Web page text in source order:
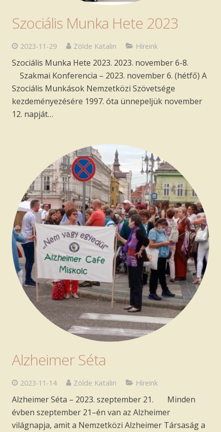
Szociális Munka Hete 2023
2023-11-29 Zölde Katalin Híreink
Szociális Munka Hete 2023. 2023. november 6-8.
Szakmai Konferencia – 2023. november 6. (hétfő) A
Szociális Munkások Nemzetközi Szövetsége
kezdeményezésére 1997. óta ünnepeljük november
12. napját…
Alzheimer Séta
2023-11-14 Zölde Katalin Híreink
Alzheimer Séta – 2023. szeptember 21. Minden
évben szeptember 21–én van az Alzheimer
világnapja, amit a Nemzetközi Alzheimer Társaság a